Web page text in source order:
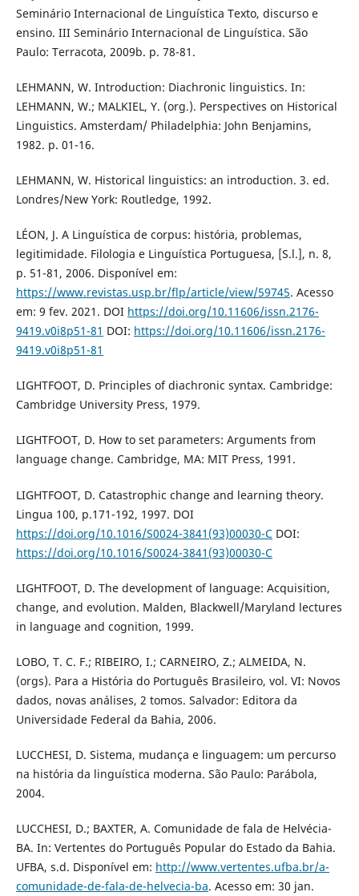
Seminário Internacional de Linguística Texto, discurso e
ensino. III Seminário Internacional de Linguística. São
Paulo: Terracota, 2009b. p. 78-81.
LEHMANN, W. Introduction: Diachronic linguistics. In:
LEHMANN, W.; MALKIEL, Y. (org.). Perspectives on Historical
Linguistics. Amsterdam/ Philadelphia: John Benjamins,
1982. p. 01-16.
LEHMANN, W. Historical linguistics: an introduction. 3. ed.
Londres/New York: Routledge, 1992.
LÉON, J. A Linguística de corpus: história, problemas,
legitimidade. Filologia e Linguística Portuguesa, [S.l.], n. 8,
p. 51-81, 2006. Disponível em:
https://www.revistas.usp.br/flp/article/view/59745. Acesso
em: 9 fev. 2021. DOI https://doi.org/10.11606/issn.2176-
9419.v0i8p51-81 DOI: https://doi.org/10.11606/issn.2176-
9419.v0i8p51-81
LIGHTFOOT, D. Principles of diachronic syntax. Cambridge:
Cambridge University Press, 1979.
LIGHTFOOT, D. How to set parameters: Arguments from
language change. Cambridge, MA: MIT Press, 1991.
LIGHTFOOT, D. Catastrophic change and learning theory.
Lingua 100, p.171-192, 1997. DOI
https://doi.org/10.1016/S0024-3841(93)00030-CDOI:
https://doi.org/10.1016/S0024-3841(93)00030-C
LIGHTFOOT, D. The development of language: Acquisition,
change, and evolution. Malden, Blackwell/Maryland lectures
in language and cognition, 1999.
LOBO, T. C. F.; RIBEIRO, I.; CARNEIRO, Z.; ALMEIDA, N.
(orgs). Para a História do Português Brasileiro, vol. VI: Novos
dados, novas análises, 2 tomos. Salvador: Editora da
Universidade Federal da Bahia, 2006.
LUCCHESI, D. Sistema, mudança e linguagem: um percurso
na história da linguística moderna. São Paulo: Parábola,
2004.
LUCCHESI, D.; BAXTER, A. Comunidade de fala de Helvécia-
BA. In: Vertentes do Português Popular do Estado da Bahia.
UFBA, s.d. Disponível em: http://www.vertentes.ufba.br/a-
comunidade-de-fala-de-helvecia-ba. Acesso em: 30 jan.